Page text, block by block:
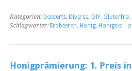
Kategorien: Desserts, Diverse, DIY, Glutenfrei,
Schlagwörter: Erdbeeren, Honig, Honigeis
Honigprämierung: 1. Preis